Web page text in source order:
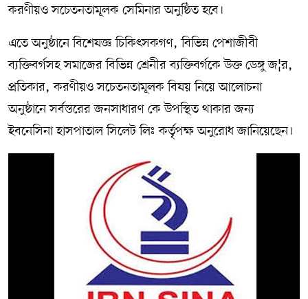
করণীয়ও সচেতনতামূলক সেমিনার অনুষ্ঠিত হবে।
এতে অনুষ্ঠানে বিশেষজ্ঞ চিকিৎসকগণ, বিভিন্ন পেশাজীবী
ব্যক্তিবর্গসহ সমাজের বিভিন্ন শ্রেনীর ব্যক্তিবর্গকে উক্ত ডেঙ্গু জ¦র,
প্রতিকার, করণীয়ও সচেতনতামূলক বিষয় নিয়ে আলোচনা
অনুষ্ঠানে সর্বস্তরের জনসাধারণ কে উপস্থিত থাকার জন্য
ইবনেসিনা হাসপাতাল সিলেট লিঃ কর্তৃপক্ষ অনুরোধ জানিয়েছেন।